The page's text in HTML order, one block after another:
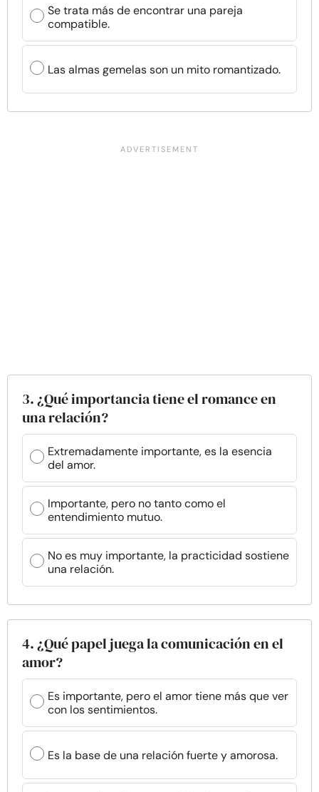
Se trata más de encontrar una pareja
compatible.
Las almas gemelas son un mito romantizado.
3. ¿Qué importancia tiene el romance en
una relación?
Extremadamente importante, es la esencia
del amor.
Importante, pero no tanto como el
entendimiento mutuo.
No es muy importante, la practicidad sostiene
una relación.
4. ¿Qué papel juega la comunicación en el
amor?
Es importante, pero el amor tiene más que ver
con los sentimientos.
Es la base de una relación fuerte y amorosa.